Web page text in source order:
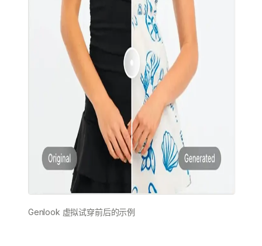
Genlook 虚拟试穿前后的示例